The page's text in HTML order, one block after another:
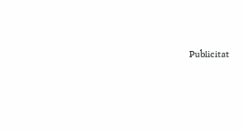
Publicitat